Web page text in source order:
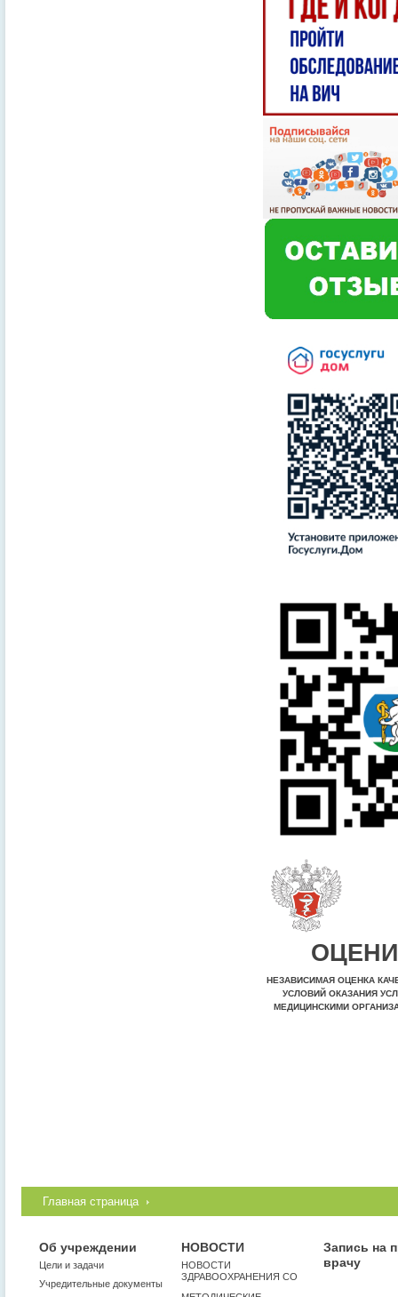
НЕЗАВИСИМАЯ ОЦЕНКА
УСЛОВИЙ ОКАЗАНИЯ
МЕДИЦИНСКИМИ
Главная страница
Об учреждении
Цели и задачи
Учредительные документы
НОВОСТИ
НОВОСТИ
ЗДРАВООХРАНЕНИЯ СО
Запись на
врачу